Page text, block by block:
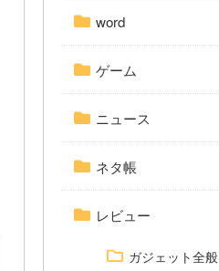
word
ゲーム
ニュース
ネタ帳
レビュー
ガジェット全般